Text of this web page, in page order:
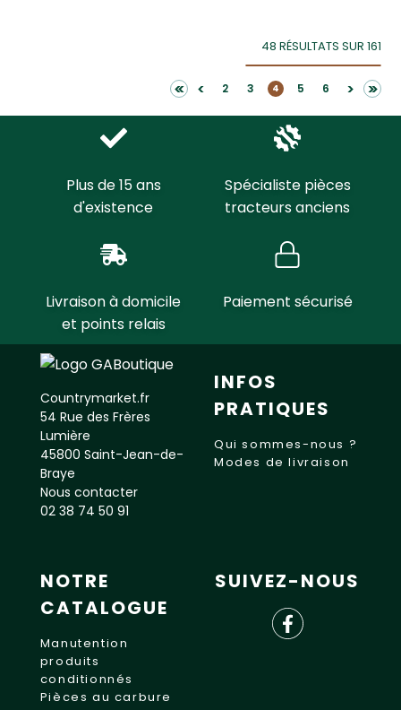
48 RÉSULTATS SUR 161
<< < 2 3 4 5 6 > >>
Plus de 15 ans
d'existence
Spécialiste pièces
tracteurs anciens
Livraison à domicile
et points relais
Paiement sécurisé
Countrymarket.fr
54 Rue des Frères
Lumière
45800 Saint-Jean-de-
Braye
Nous contacter
02 38 74 50 91
INFOS
PRATIQUES
Qui sommes-nous ?
Modes de livraison
NOTRE
CATALOGUE
Manutention
produits
conditionnés
Pièces au carbure
SUIVEZ-NOUS